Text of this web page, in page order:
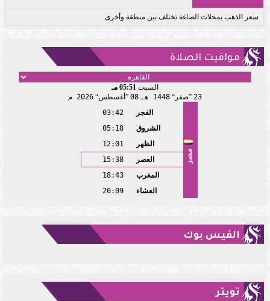
سعر الذهب بمحلات الصاغة تختلف بين منطقة وأخرى
مواقيت الصلاة
السبت 05:51 مـ
23
صفر 1448 هـ 08 أغسطس 2026 م
مصر
الفجر
03:42
الشروق
05:18
الظهر
12:01
العصر
15:38
المغرب
18:43
العشاء
20:09
الفيس بوك
تويتر